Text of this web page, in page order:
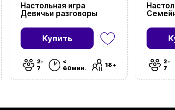
Настольная игра
Девичьи разговоры
Купить
2-
7
<
60мин.
18+
2-
7